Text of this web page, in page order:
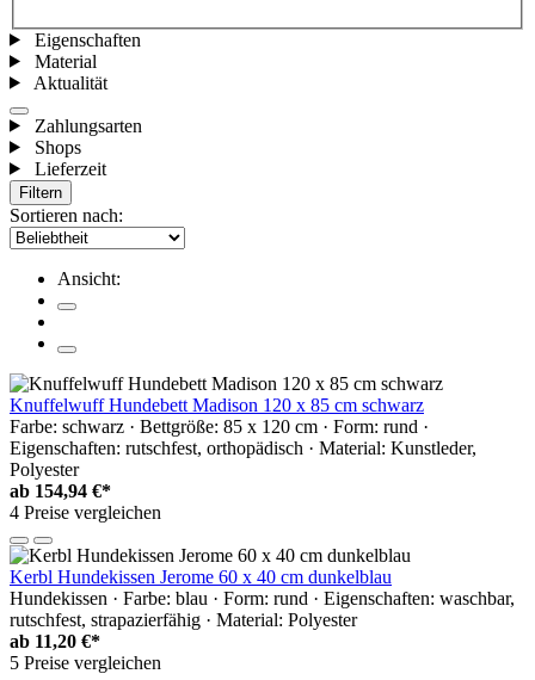
Eigenschaften
Material
Aktualität
Zahlungsarten
Shops
Lieferzeit
Filtern
Sortieren nach:
Ansicht:
Knuffelwuff Hundebett Madison 120 x 85 cm schwarz
Farbe: schwarz · Bettgröße: 85 x 120 cm · Form: rund ·
Eigenschaften: rutschfest, orthopädisch · Material: Kunstleder,
Polyester
ab 154,94 €*
4 Preise vergleichen
Kerbl Hundekissen Jerome 60 x 40 cm dunkelblau
Hundekissen · Farbe: blau · Form: rund · Eigenschaften: waschbar,
rutschfest, strapazierfähig · Material: Polyester
ab 11,20 €*
5 Preise vergleichen